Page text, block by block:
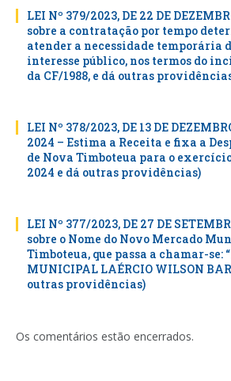
LEI Nº 379/2023, DE 22 DE
sobre a contratação por tempo
atender a necessidade temporária
interesse público, nos termos do
da CF/1988, e dá outras
LEI Nº 378/2023, DE 13 DE
2024 – Estima a Receita e fixa a
de Nova Timboteua para o
2024 e dá outras providências)
LEI Nº 377/2023, DE 27 DE
sobre o Nome do Novo Mercado
Timboteua, que passa a chamar-se:
MUNICIPAL LAÉRCIO WILSON
outras providências)
Os comentários estão encerrados.